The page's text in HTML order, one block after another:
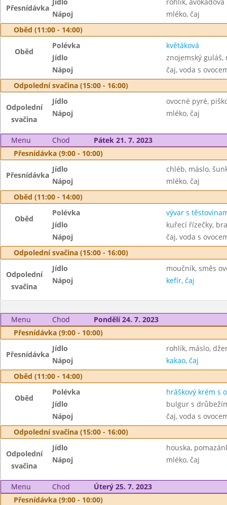
Přesnídávka
Nápoj
mléko, čaj
Oběd (11:00 - 14:00)
Oběd
Polévka
květáková
Jídlo
znojemský guláš,
Nápoj
čaj, voda s
Odpolední svačina (15:00 - 16:00)
Odpolední
svačina
Jídlo
ovocné pyré,
Nápoj
mléko, čaj
Menu Chod
Pátek 21. 7. 2023
Přesnídávka (9:00 - 10:00)
Přesnídávka
Jídlo
chléb, máslo,
Nápoj
mléko, čaj
Oběd (11:00 - 14:00)
Oběd
Polévka
vývar s
Jídlo
kuřecí řízečky,
Nápoj
čaj, voda s
Odpolední svačina (15:00 - 16:00)
Odpolední
svačina
Jídlo
moučník, směs
Nápoj
kefír, čaj
Menu Chod
Pondělí 24. 7. 2023
Přesnídávka (9:00 - 10:00)
Přesnídávka
Jídlo
rohlík, máslo,
Nápoj
kakao, čaj
Oběd (11:00 - 14:00)
Oběd
Polévka
hráškový krém s
Jídlo
bulgur s
Nápoj
čaj, voda s
Odpolední svačina (15:00 - 16:00)
Odpolední
svačina
Jídlo
houska,
Nápoj
mléko, čaj
Menu Chod
Úterý 25. 7. 2023
Přesnídávka (9:00 - 10:00)